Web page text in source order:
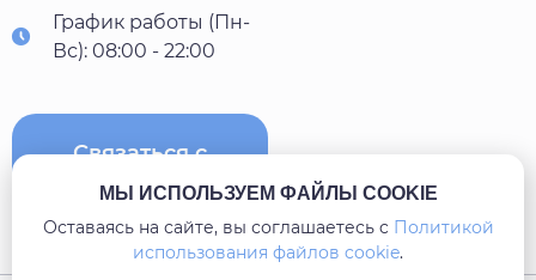
График работы (Пн-
Вс): 08:00 - 22:00
Связаться с
МЫ ИСПОЛЬЗУЕМ ФАЙЛЫ COOKIE
Оставаясь на сайте, вы соглашаетесь c Политикой
использования файлов cookie.